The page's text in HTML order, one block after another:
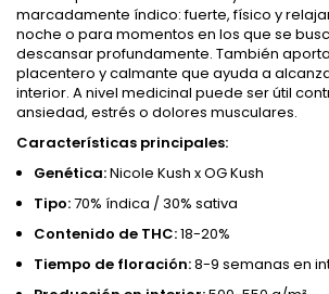
marcadamente índico: fuerte, físico y
noche o para momentos en los que se
descansar profundamente. También
placentero y calmante que ayuda a
interior. A nivel medicinal puede ser útil
ansiedad, estrés o dolores musculares.
Características principales:
Genética:Nicole Kush x OG Kush
Tipo:70% índica / 30% sativa
Contenido de THC:18-20%
Tiempo de floración:8-9 semanas en